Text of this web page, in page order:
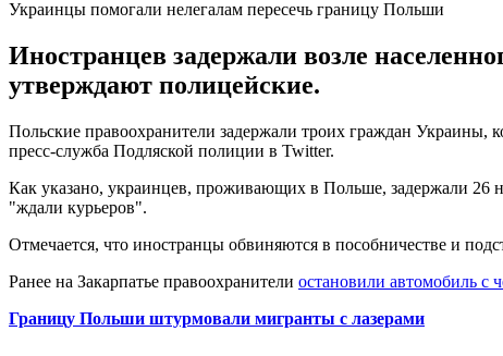
Украинцы помогали нелегалам пересечь границу Польши
Иностранцев задержали возле
утверждают полицейские.
Польские правоохранители задержали троих граждан Украины,
пресс-служба Подляской полиции в Twitter.
Как указано, украинцев, проживающих в Польше, задержали 26
"ждали курьеров".
Отмечается, что иностранцы обвиняются в пособничестве и
Ранее на Закарпатье правоохранители остановили автомобиль с
Границу Польши штурмовали мигранты с лазерами